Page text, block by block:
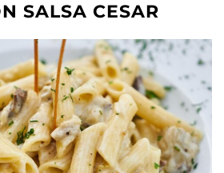
SALSA CESAR